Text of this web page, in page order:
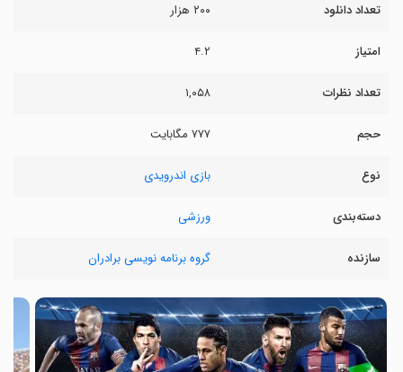
تعداد دانلود ۲۰۰ هزار
امتیاز ۴.۲
تعداد نظرات ۱,۰۵۸
حجم ۷۷۷ مگابایت
نوع بازی اندرویدی
دسته‌بندی ورزشی
سازنده گروه برنامه نویسی برادران